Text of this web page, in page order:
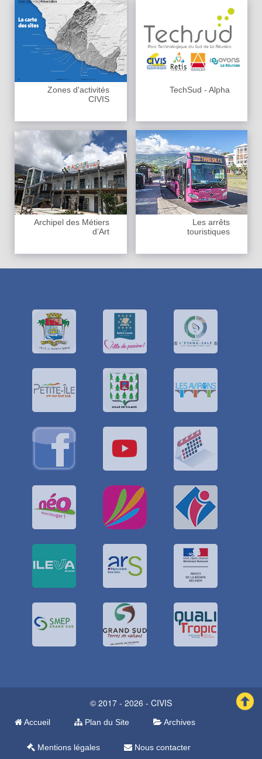
Zones d'activités
CIVIS
TechSud - Alpha
Archipel des Métiers
d’Art
Les arrêts
touristiques
© 2017 - 2026 - CIVIS
Accueil Plan du Site Archives
Mentions légales Nous contacter